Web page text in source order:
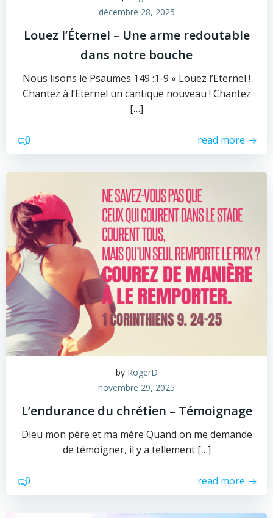
décembre 28, 2025
Louez l’Éternel – Une arme redoutable
dans notre bouche
Nous lisons le Psaumes 149 :1-9 « Louez l’Eternel !
Chantez à l’Eternel un cantique nouveau ! Chantez
[…]
0 read more
by RogerD
novembre 29, 2025
L’endurance du chrétien – Témoignage
Dieu mon père et ma mère Quand on me demande
de témoigner, il y a tellement […]
0 read more